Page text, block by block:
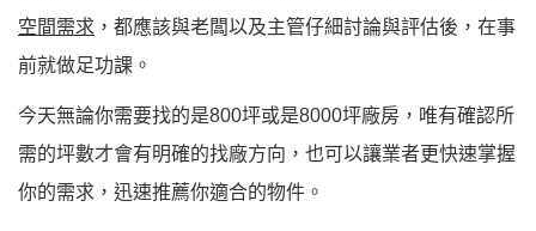
空間需求 ，都應該與老闆以及主管仔細討論與評估後，在事
前就做足功課。
今天無論你需要找的是800坪或是8000坪廠房，唯有確認所
需的坪數才會有明確的找廠方向，也可以讓業者更快速掌握
你的需求，迅速推薦你適合的物件。